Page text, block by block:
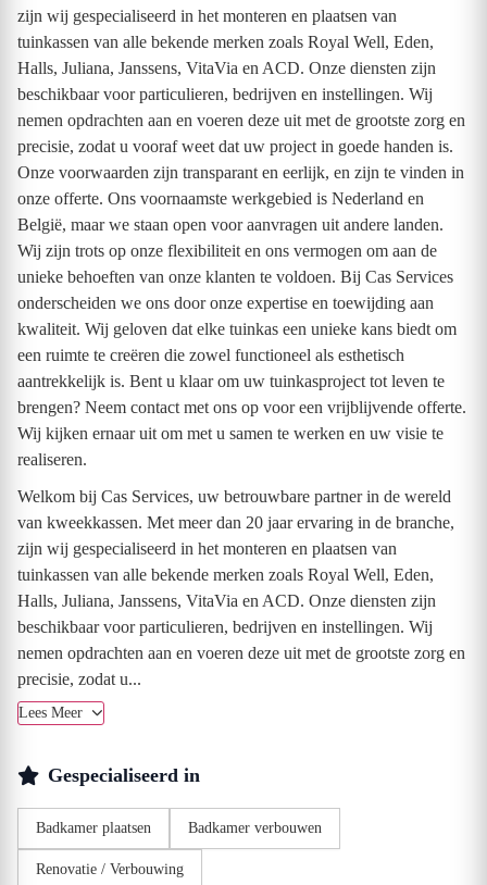
zijn wij gespecialiseerd in het monteren en plaatsen van
tuinkassen van alle bekende merken zoals Royal Well, Eden,
Halls, Juliana, Janssens, VitaVia en ACD. Onze diensten zijn
beschikbaar voor particulieren, bedrijven en instellingen. Wij
nemen opdrachten aan en voeren deze uit met de grootste zorg en
precisie, zodat u vooraf weet dat uw project in goede handen is.
Onze voorwaarden zijn transparant en eerlijk, en zijn te vinden in
onze offerte. Ons voornaamste werkgebied is Nederland en
België, maar we staan open voor aanvragen uit andere landen.
Wij zijn trots op onze flexibiliteit en ons vermogen om aan de
unieke behoeften van onze klanten te voldoen. Bij Cas Services
onderscheiden we ons door onze expertise en toewijding aan
kwaliteit. Wij geloven dat elke tuinkas een unieke kans biedt om
een ruimte te creëren die zowel functioneel als esthetisch
aantrekkelijk is. Bent u klaar om uw tuinkasproject tot leven te
brengen? Neem contact met ons op voor een vrijblijvende offerte.
Wij kijken ernaar uit om met u samen te werken en uw visie te
realiseren.
Welkom bij Cas Services, uw betrouwbare partner in de wereld
van kweekkassen. Met meer dan 20 jaar ervaring in de branche,
zijn wij gespecialiseerd in het monteren en plaatsen van
tuinkassen van alle bekende merken zoals Royal Well, Eden,
Halls, Juliana, Janssens, VitaVia en ACD. Onze diensten zijn
beschikbaar voor particulieren, bedrijven en instellingen. Wij
nemen opdrachten aan en voeren deze uit met de grootste zorg en
precisie, zodat u...
Lees Meer
Gespecialiseerd in
Badkamer plaatsen Badkamer verbouwen
Renovatie / Verbouwing